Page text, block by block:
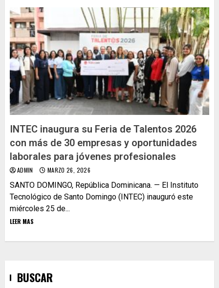
INTEC inaugura su Feria de Talentos 2026
con más de 30 empresas y oportunidades
laborales para jóvenes profesionales
ADMIN MARZO 26, 2026
SANTO DOMINGO, República Dominicana. — El Instituto
Tecnológico de Santo Domingo (INTEC) inauguró este
miércoles 25 de...
LEER MAS
BUSCAR